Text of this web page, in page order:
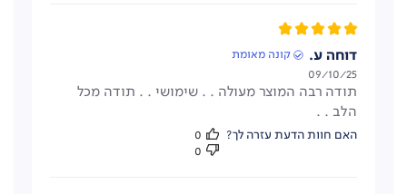
דוחה ע. קונה מאומת
תודה רבה המוצר מעולה . . שימושי . . תודה מכל
הלב . .
פרסום
09/10/25
האם חוות הדעת עזרה לך?
0
0